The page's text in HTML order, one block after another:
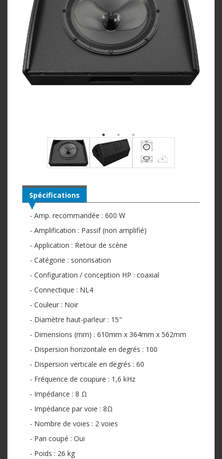
Spécifications
- Amp. recommandée : 600 W
- Amplification : Passif (non amplifié)
- Application : Retour de scène
- Catégorie : sonorisation
- Configuration / conception HP : coaxial
- Connectique : NL4
- Couleur : Noir
- Diamètre haut-parleur : 15"
- Dimensions (mm) : 610mm x 364mm x 562mm
- Dispersion horizontale en degrés : 100
- Dispersion verticale en degrés : 60
- Fréquence de coupure : 1,6 kHz
- Impédance : 8 Ω
- Impédance par voie : 8Ω
- Nombre de voies : 2 voies
- Pan coupé : Oui
- Poids : 26 kg